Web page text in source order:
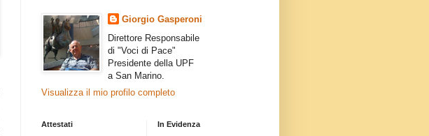
Giorgio Gasperoni
Direttore Responsabile
di "Voci di Pace"
Presidente della UPF
a San Marino.
Visualizza il mio profilo completo
Attestati In Evidenza